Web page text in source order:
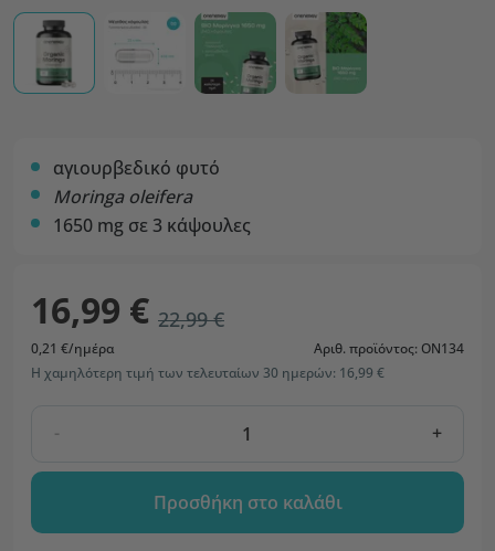
αγιουρβεδικό φυτό
Moringa oleifera
1650 mg σε 3 κάψουλες
16,99 € 22,99 €
0,21 €/ημέρα
Αριθ. προϊόντος: ON134
Η χαμηλότερη τιμή των τελευταίων 30 ημερών: 16,99 €
- +
Προσθήκη στο καλάθι